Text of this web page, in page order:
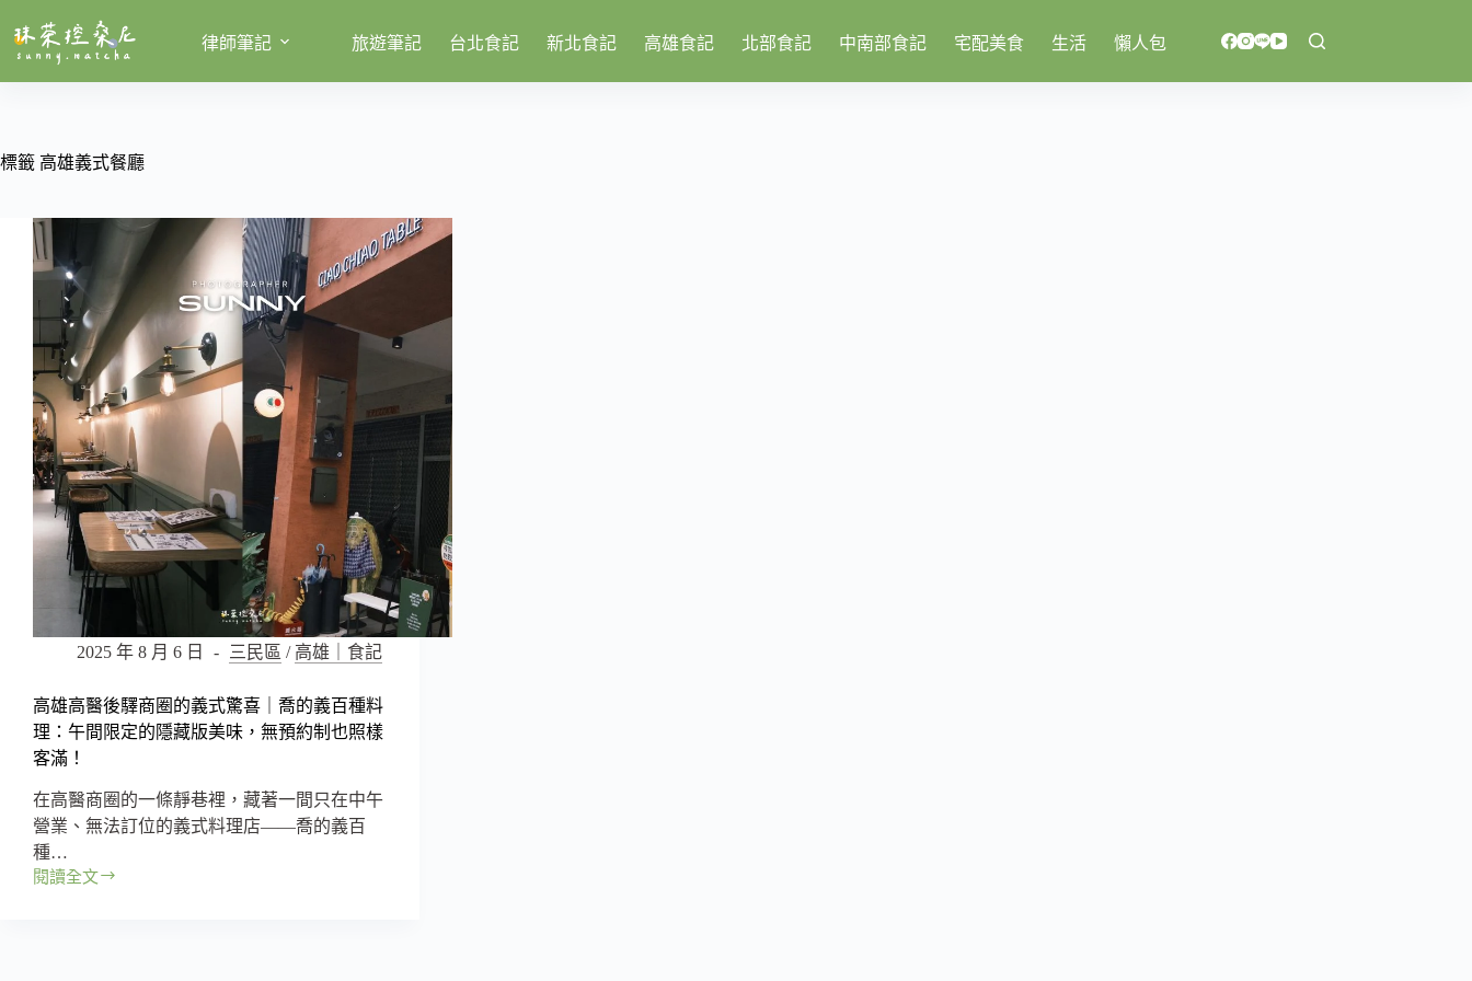
至
律師筆記 旅遊筆記 台北食記 新北食記 高雄食記 北部食記 中南部食記 宅配美食 生活 懶人包
標籤 高雄義式餐廳
2025 年 8 月 6 日 三民區 / 高雄｜食記
高雄高醫後驛商圈的義式驚喜｜喬的義百種料
理：午間限定的隱藏版美味，無預約制也照樣
客滿！
在高醫商圈的一條靜巷裡，藏著一間只在中午
營業、無法訂位的義式料理店——喬的義百
種…
閱讀全文
高